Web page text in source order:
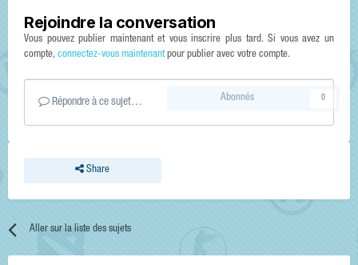
Rejoindre la conversation
Vous pouvez publier maintenant et vous inscrire plus tard. Si vous avez un
compte, connectez-vous maintenantpour publier avec votre compte.
Répondre à ce sujet…
Share
Abonnés 0
Aller sur la liste des sujets